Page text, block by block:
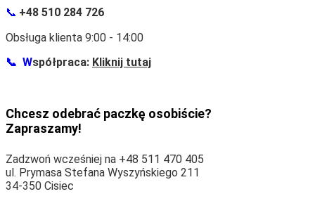
📞 +48 510 284 726
Obsługa klienta 9:00 - 14:00
📞 Współpraca: Kliknij tutaj
Chcesz odebrać paczkę osobiście?
Zapraszamy!
Zadzwoń wcześniej na +48 511 470 405
ul. Prymasa Stefana Wyszyńskiego 211
34-350 Cisiec